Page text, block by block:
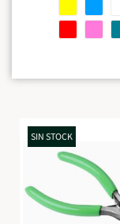
SIN STOCK